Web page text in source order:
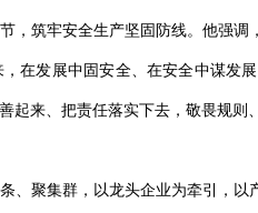
，筑牢安全生产坚固防线。他强
在发展中固安全、在安全中谋发
起来、把责任落实下去，敬畏规
、聚集群，以龙头企业为牵引，